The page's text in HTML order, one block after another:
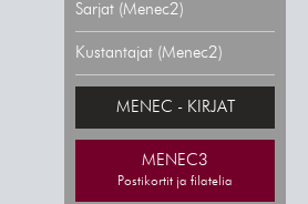
Sarjat (Menec2)
Kustantajat (Menec2)
MENEC - KIRJAT
MENEC3
Postikortit ja filatelia